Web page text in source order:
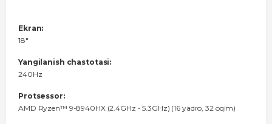
Ekran:
18"
Yangilanish chastotasi:
240Hz
Protsessor:
AMD Ryzen™ 9-8940HX (2.4GHz - 5.3GHz) (16 yadro, 32 oqim)